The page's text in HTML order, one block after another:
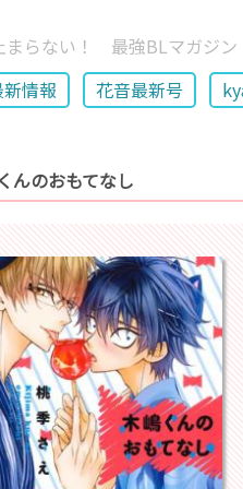
まらない！ 最強BLマガジン
情報
花音最新号
んのおもてなし